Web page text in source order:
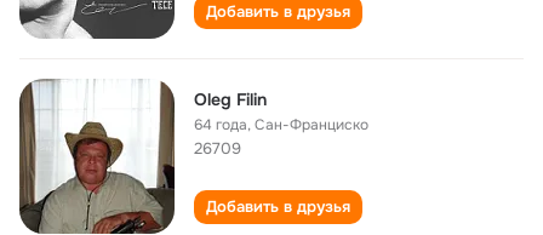
Добавить в друзья
Oleg Filin
64 года,Сан-Франциско
26709
Добавить в друзья